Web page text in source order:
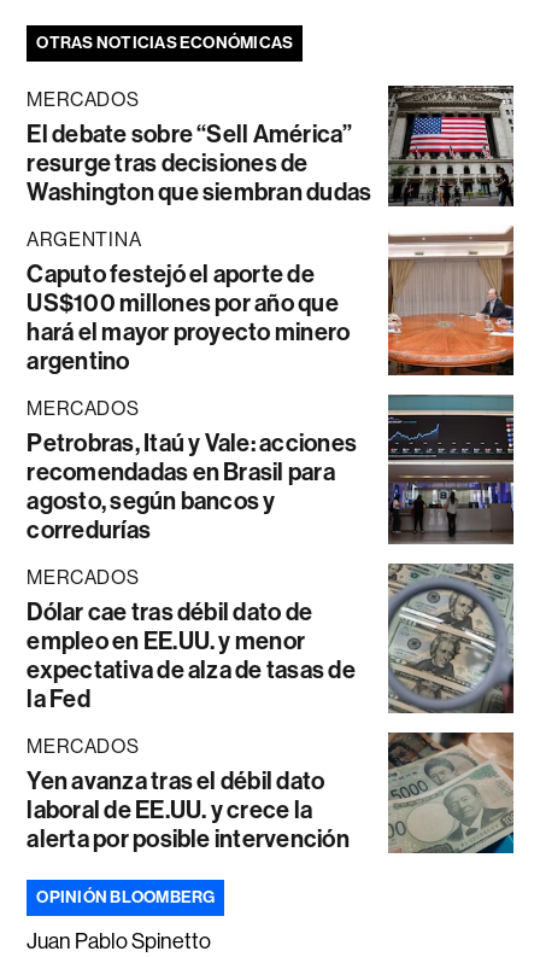
OTRAS NOTICIAS ECONÓMICAS
MERCADOS
El debate sobre “Sell América”
resurge tras decisiones de
Washington que siembran dudas
ARGENTINA
Caputo festejó el aporte de
US$100 millones por año que
hará el mayor proyecto minero
argentino
MERCADOS
Petrobras, Itaú y Vale: acciones
recomendadas en Brasil para
agosto, según bancos y
corredurías
MERCADOS
Dólar cae tras débil dato de
empleo en EE.UU. y menor
expectativa de alza de tasas de
la Fed
MERCADOS
Yen avanza tras el débil dato
laboral de EE.UU. y crece la
alerta por posible intervención
OPINIÓN BLOOMBERG
Juan Pablo Spinetto